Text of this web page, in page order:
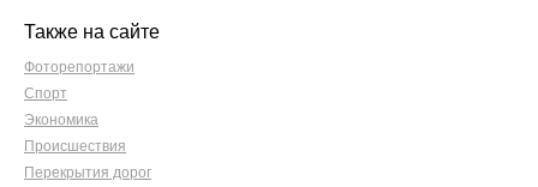
Также на сайте
Фоторепортажи
Спорт
Экономика
Происшествия
Перекрытия дорог